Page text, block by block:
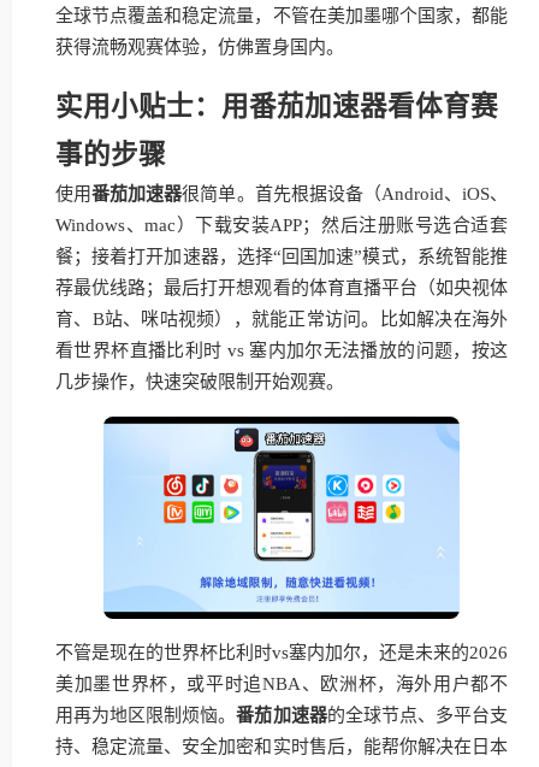
全球节点覆盖和稳定流量，不管在美加墨哪个国家，都能
获得流畅观赛体验，仿佛置身国内。
实用小贴士：用番茄加速器看体育赛
事的步骤
使用番茄加速器很简单。首先根据设备（Android、iOS、
Windows、mac）下载安装APP；然后注册账号选合适套
餐；接着打开加速器，选择“回国加速”模式，系统智能推
荐最优线路；最后打开想观看的体育直播平台（如央视体
育、B站、咪咕视频），就能正常访问。比如解决在海外
看世界杯直播比利时 vs 塞内加尔无法播放的问题，按这
几步操作，快速突破限制开始观赛。
不管是现在的世界杯比利时vs塞内加尔，还是未来的2026
美加墨世界杯，或平时追NBA、欧洲杯，海外用户都不
用再为地区限制烦恼。番茄加速器的全球节点、多平台支
持、稳定流量、安全加密和实时售后，能帮你解决在日本